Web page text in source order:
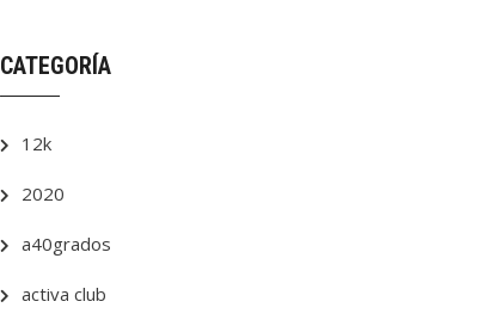
CATEGORÍA
12k
2020
a40grados
activa club